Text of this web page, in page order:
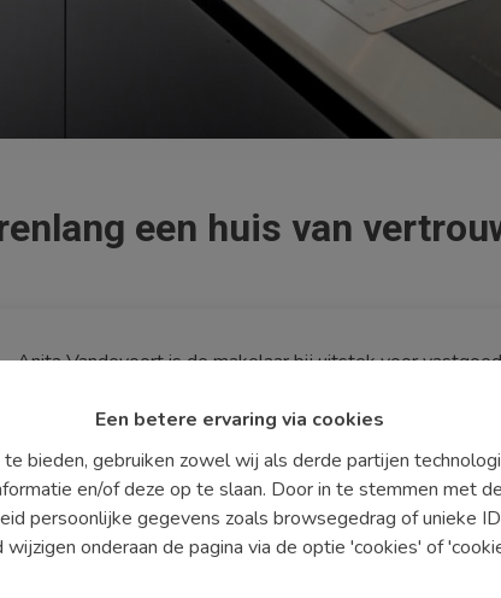
Een betere ervaring via cookies
bieden, gebruiken zowel wij als derde partijen
en/of deze op te slaan. Door in te stemmen met
persoonlijke gegevens zoals browsegedrag of unieke
onderaan de pagina via de optie 'cookies' of
een huis van
Anita Vandevoort is de makelaar bij uitstek voor
vastgoedwereld. Zowel kopers en verkopers, huurders
op maat.
U bent eigenaar en u verwacht een gepaste aanpak bij
U wilt uw droomwoning kopen in alle vertrouwen. Of u
Kom eens langs tijdens de openingsuren van het kantoor
Ik maak graag tijd voor u !